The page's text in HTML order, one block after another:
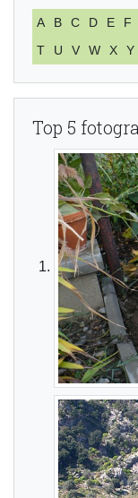
A B C D E F
T
U V W X Y
Top 5